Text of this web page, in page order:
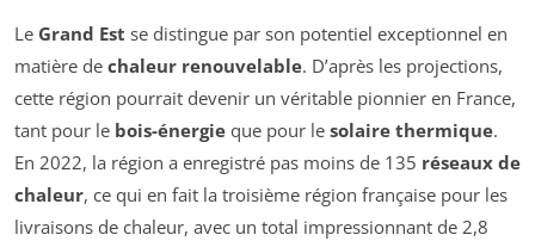
Le Grand Est se distingue par son potentiel exceptionnel en
matière de chaleur renouvelable. D’après les projections,
cette région pourrait devenir un véritable pionnier en France,
tant pour le bois-énergie que pour le solaire thermique.
En 2022, la région a enregistré pas moins de 135 réseaux de
chaleur, ce qui en fait la troisième région française pour les
livraisons de chaleur, avec un total impressionnant de 2,8